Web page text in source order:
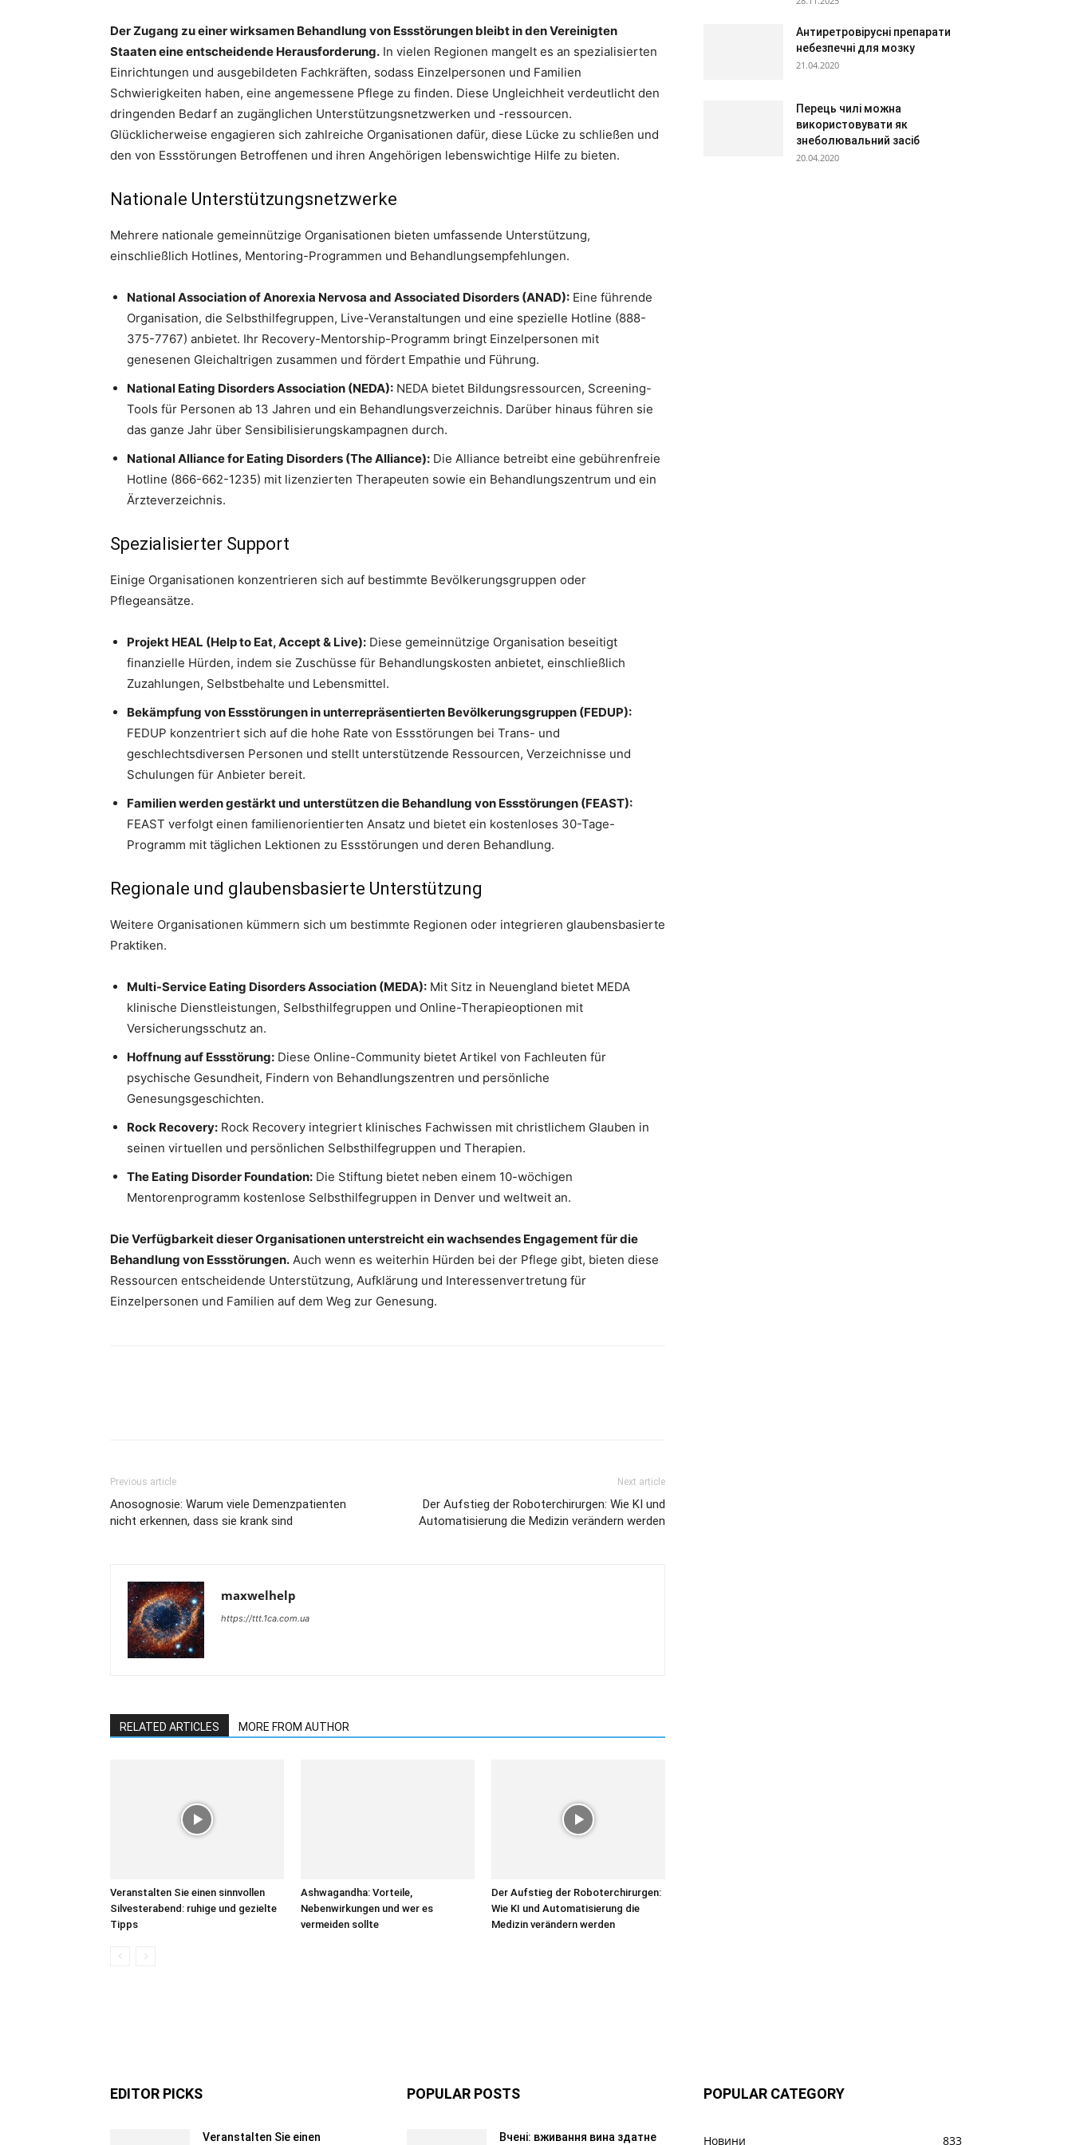
Der Zugang zu einer wirksamen Behandlung von Essstörungen bleibt in den Vereinigten
Staaten eine entscheidende Herausforderung. In vielen Regionen mangelt es an spezialisierten
Einrichtungen und ausgebildeten Fachkräften, sodass Einzelpersonen und Familien
Schwierigkeiten haben, eine angemessene Pflege zu finden. Diese Ungleichheit verdeutlicht den
dringenden Bedarf an zugänglichen Unterstützungsnetzwerken und -ressourcen.
Glücklicherweise engagieren sich zahlreiche Organisationen dafür, diese Lücke zu schließen und
den von Essstörungen Betroffenen und ihren Angehörigen lebenswichtige Hilfe zu bieten.
Nationale Unterstützungsnetzwerke
Mehrere nationale gemeinnützige Organisationen bieten umfassende Unterstützung,
einschließlich Hotlines, Mentoring-Programmen und Behandlungsempfehlungen.
National Association of Anorexia Nervosa and Associated Disorders (ANAD): Eine führende
Organisation, die Selbsthilfegruppen, Live-Veranstaltungen und eine spezielle Hotline (888-
375-7767) anbietet. Ihr Recovery-Mentorship-Programm bringt Einzelpersonen mit
genesenen Gleichaltrigen zusammen und fördert Empathie und Führung.
National Eating Disorders Association (NEDA): NEDA bietet Bildungsressourcen, Screening-
Tools für Personen ab 13 Jahren und ein Behandlungsverzeichnis. Darüber hinaus führen sie
das ganze Jahr über Sensibilisierungskampagnen durch.
National Alliance for Eating Disorders (The Alliance): Die Alliance betreibt eine gebührenfreie
Hotline (866-662-1235) mit lizenzierten Therapeuten sowie ein Behandlungszentrum und ein
Ärzteverzeichnis.
Spezialisierter Support
Einige Organisationen konzentrieren sich auf bestimmte Bevölkerungsgruppen oder
Pflegeansätze.
Projekt HEAL (Help to Eat, Accept & Live): Diese gemeinnützige Organisation beseitigt
finanzielle Hürden, indem sie Zuschüsse für Behandlungskosten anbietet, einschließlich
Zuzahlungen, Selbstbehalte und Lebensmittel.
Bekämpfung von Essstörungen in unterrepräsentierten Bevölkerungsgruppen (FEDUP):
FEDUP konzentriert sich auf die hohe Rate von Essstörungen bei Trans- und
geschlechtsdiversen Personen und stellt unterstützende Ressourcen, Verzeichnisse und
Schulungen für Anbieter bereit.
Familien werden gestärkt und unterstützen die Behandlung von Essstörungen (FEAST):
FEAST verfolgt einen familienorientierten Ansatz und bietet ein kostenloses 30-Tage-
Programm mit täglichen Lektionen zu Essstörungen und deren Behandlung.
Regionale und glaubensbasierte Unterstützung
Weitere Organisationen kümmern sich um bestimmte Regionen oder integrieren glaubensbasierte
Praktiken.
Multi-Service Eating Disorders Association (MEDA): Mit Sitz in Neuengland bietet MEDA
klinische Dienstleistungen, Selbsthilfegruppen und Online-Therapieoptionen mit
Versicherungsschutz an.
Hoffnung auf Essstörung: Diese Online-Community bietet Artikel von Fachleuten für
psychische Gesundheit, Findern von Behandlungszentren und persönliche
Genesungsgeschichten.
Rock Recovery: Rock Recovery integriert klinisches Fachwissen mit christlichem Glauben in
seinen virtuellen und persönlichen Selbsthilfegruppen und Therapien.
The Eating Disorder Foundation: Die Stiftung bietet neben einem 10-wöchigen
Mentorenprogramm kostenlose Selbsthilfegruppen in Denver und weltweit an.
Die Verfügbarkeit dieser Organisationen unterstreicht ein wachsendes Engagement für die
Behandlung von Essstörungen. Auch wenn es weiterhin Hürden bei der Pflege gibt, bieten diese
Ressourcen entscheidende Unterstützung, Aufklärung und Interessenvertretung für
Einzelpersonen und Familien auf dem Weg zur Genesung.
Previous article
Anosognosie: Warum viele Demenzpatienten
nicht erkennen, dass sie krank sind
Next article
Der Aufstieg der Roboterchirurgen: Wie KI und
Automatisierung die Medizin verändern werden
maxwelhelp
https://ttt.1ca.com.ua
RELATED ARTICLES MORE FROM AUTHOR
Veranstalten Sie einen sinnvollen
Silvesterabend: ruhige und gezielte
Tipps
Ashwagandha: Vorteile,
Nebenwirkungen und wer es
vermeiden sollte
Der Aufstieg der Roboterchirurgen:
Wie KI und Automatisierung die
Medizin verändern werden
Антиретровірусні препарати
небезпечні для мозку
21.04.2020
Перець чилі можна
використовувати як
знеболювальний засіб
20.04.2020
EDITOR PICKS
Veranstalten Sie einen
POPULAR POSTS
Вчені: вживання вина здатне
POPULAR CATEGORY
Новини 833